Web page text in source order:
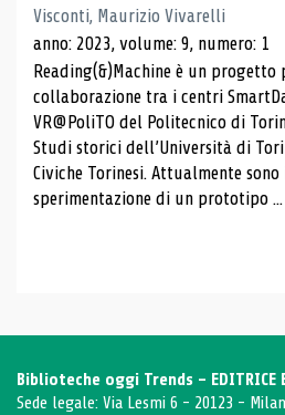
Visconti, Maurizio Vivarelli
anno: 2023, volume: 9, numero: 1
Reading(&)Machine è un progetto
collaborazione tra i centri
VR@PoliTO del Politecnico di
Studi storici dell’Università di
Civiche Torinesi. Attualmente
sperimentazione di un prototipo ...
Biblioteche oggi Trends - EDITRICE
Sede legale: Via Lesmi 6 - 20123 -